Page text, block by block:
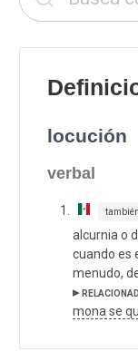
locución
verbal
alcurnia o
cuando es
menudo,
▸
mona se